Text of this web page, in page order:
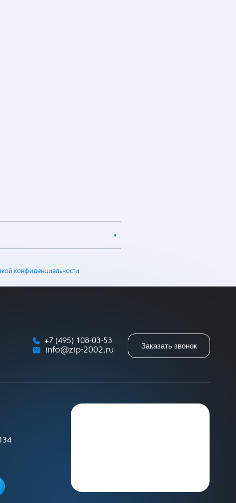
конфиденциальности
+7 (495) 108-03-53
info@zip-2002.ru
Заказать звонок